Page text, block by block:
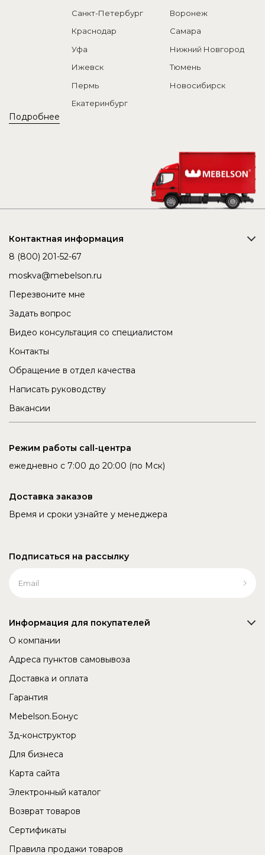
Подробнее
Санкт-Петербург
Воронеж
Краснодар
Самара
Уфа
Нижний Новгород
Ижевск
Тюмень
Пермь
Новосибирск
Екатеринбург
Контактная информация
8 (800) 201-52-67
moskva@mebelson.ru
Перезвоните мне
Задать вопрос
Видео консультация со специалистом
Контакты
Обращение в отдел качества
Написать руководству
Вакансии
Режим работы call-центра
ежедневно с 7:00 до 20:00 (по Мск)
Доставка заказов
Время и сроки узнайте у менеджера
Подписаться на рассылку
Информация для покупателей
О компании
Адреса пунктов самовывоза
Доставка и оплата
Гарантия
Mebelson.Бонус
3д-конструктор
Для бизнеса
Карта сайта
Электронный каталог
Возврат товаров
Сертификаты
Правила продажи товаров